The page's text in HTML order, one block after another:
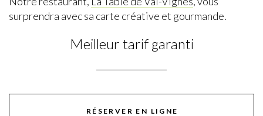
surprendra avec sa carte créative et gourmande.
Meilleur tarif garanti
RÉSERVER EN LIGNE